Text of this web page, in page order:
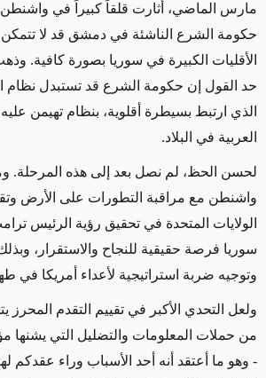
مارس الماضي، أثارت قلقاً كبيراً في
حكومة الشرع الناشئة في دمشق قد لا
الأقليات الكبيرة في سوريا بصورة كافية.
حد القول إن حكومة الشرع قد تستبدل نظام
الذي ارتبط بسيطرة أقلوية، بنظام تهيمن عليه
العربية في البلاد.
لحسن الحظ، لم نصل بعد إلى هذه المرحلة.
واشنطن مع مراقبة التطورات على الأرض
الولايات المتحدة في تحقيق رؤية الرئيس
سوريا فرصة حقيقية للنجاح والاستقرار،
وتوجيه ضربة استراتيجية لأعداء أمريكا في
ولعل التحدي الأكبر في تقييم التقدم المحرز
من حملات المعلومات والتضليل التي يشنها
- وهو ما أعتقد أنه أحد الأسباب وراء عقدكم